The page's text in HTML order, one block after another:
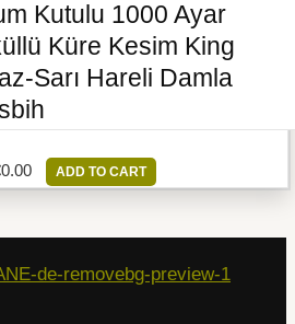
Kutulu 1000 Ayar
Küre Kesim King
Sarı Hareli Damla
0.00 ADD TO CART